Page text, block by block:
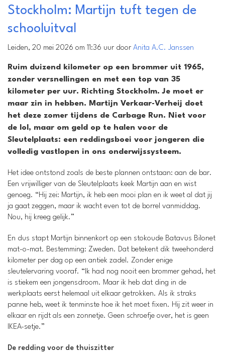
Stockholm: Martijn tuft tegen de
schooluitval
Leiden, 20 mei 2026 om 11:36 uur door Anita A.C. Janssen
Ruim duizend kilometer op een brommer uit 1965,
zonder versnellingen en met een top van 35
kilometer per uur. Richting Stockholm. Je moet er
maar zin in hebben. Martijn Verkaar-Verheij doet
het deze zomer tijdens de Carbage Run. Niet voor
de lol, maar om geld op te halen voor de
Sleutelplaats: een reddingsboei voor jongeren die
volledig vastlopen in ons onderwijssysteem.
Het idee ontstond zoals de beste plannen ontstaan: aan de bar.
Een vrijwilliger van de Sleutelplaats keek Martijn aan en wist
genoeg. “Hij zei: Martijn, ik heb een mooi plan en ik weet al dat jij
ja gaat zeggen, maar ik wacht even tot de borrel vanmiddag.
Nou, hij kreeg gelijk.”
En dus stapt Martijn binnenkort op een stokoude Batavus Bilonet
mat-o-mat. Bestemming: Zweden. Dat betekent dik tweehonderd
kilometer per dag op een antiek zadel. Zonder enige
sleutelervaring vooraf. “Ik had nog nooit een brommer gehad, het
is stiekem een jongensdroom. Maar ik heb dat ding in de
werkplaats eerst helemaal uit elkaar getrokken. Als ik straks
panne heb, weet ik tenminste hoe ik het moet fixen. Hij zit weer in
elkaar en rijdt als een zonnetje. Geen schroefje over, het is geen
IKEA-setje.”
De redding voor de thuiszitter